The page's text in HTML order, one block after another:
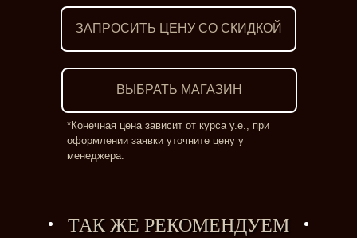
ЗАПРОСИТЬ ЦЕНУ СО СКИДКОЙ
ВЫБРАТЬ МАГАЗИН
*Конечная цена зависит от курса у.е., при
оформлении заявки уточните цену у
менеджера.
ТАК ЖЕ РЕКОМЕНДУЕМ